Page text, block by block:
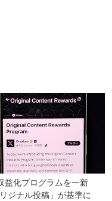
益化プログラムを一新
リジナル投稿」が基準に